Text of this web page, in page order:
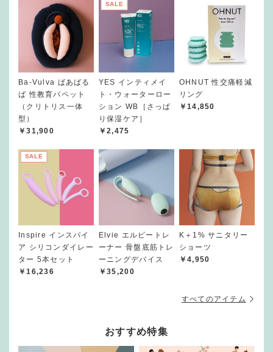
Ba-Vulva ばあばる
ば 性教育パペット
（クリトリス一体
型）
￥31,900
SALE
YES インティメイ
ト・ウォーターロー
ション WB［さっぱ
り保湿ケア］
￥2,475
OHNUT 性交痛軽減
リング
￥14,850
SALE
Inspire インスパイ
ア シリコンダイレー
ター 5本セット
￥16,236
Elvie エルビートレ
ーナー 骨盤底筋トレ
ーニングデバイス
￥35,200
K＋1% サニタリー
ショーツ
￥4,950
すべてのアイテム
おすすめ特集